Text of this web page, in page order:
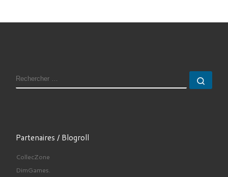
RECHERCHER
Partenaires / Blogroll
CollecZone
DimGames.